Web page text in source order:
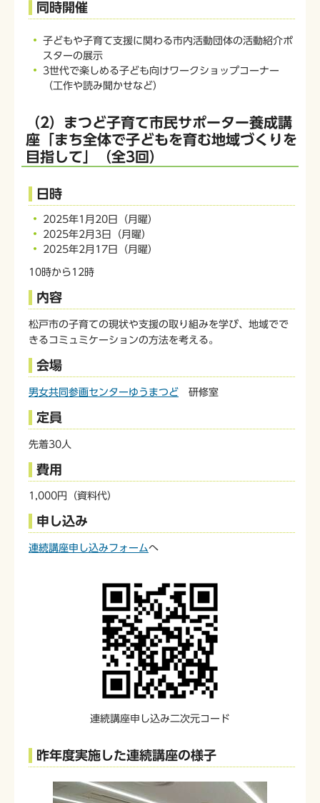
同時開催
子どもや子育て支援に関わる市内活動団体の活動紹介ポ
スターの展示
3世代で楽しめる子ども向けワークショップコーナー
（工作や読み聞かせなど）
（2）まつど子育て市民サポーター養成講
座「まち全体で子どもを育む地域づくりを
目指して」（全3回）
日時
2025年1月20日（月曜）
2025年2月3日（月曜）
2025年2月17日（月曜）
10時から12時
内容
松戸市の子育ての現状や支援の取り組みを学び、地域でで
きるコミュミケーションの方法を考える。
会場
男女共同参画センターゆうまつど 研修室
定員
先着30人
費用
1,000円（資料代）
申し込み
連続講座申し込みフォームへ
連続講座申し込み二次元コード
昨年度実施した連続講座の様子